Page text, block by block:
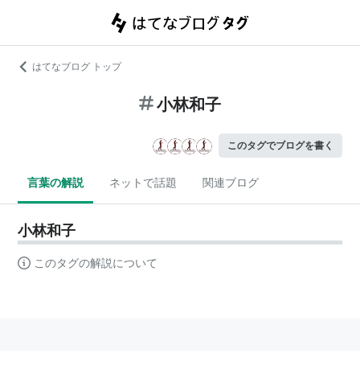
はてなブログ トップ
小林和子
このタグでブログを書く
言葉の解説 ネットで話題 関連ブログ
小林和子
このタグの解説について